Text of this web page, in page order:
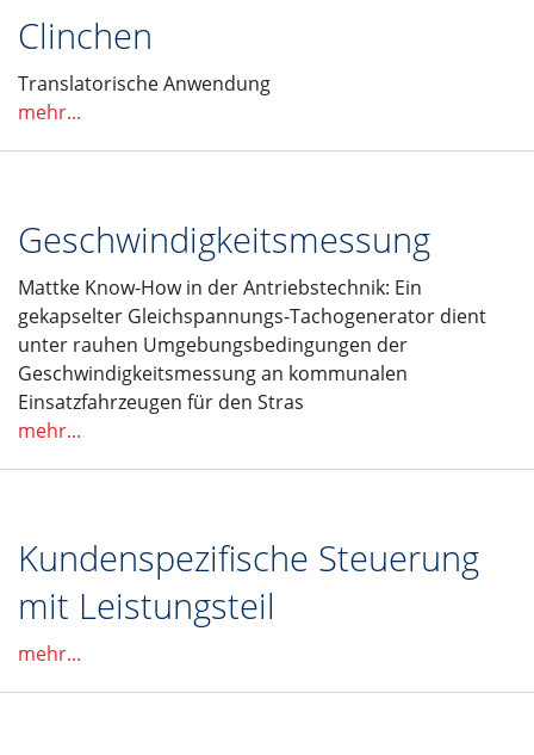
Clinchen
Translatorische Anwendung
mehr...
Geschwindigkeitsmessung
Mattke Know-How in der Antriebstechnik: Ein
gekapselter Gleichspannungs-Tachogenerator dient
unter rauhen Umgebungsbedingungen der
Geschwindigkeitsmessung an kommunalen
Einsatzfahrzeugen für den Stras
mehr...
Kundenspezifische Steuerung
mit Leistungsteil
mehr...